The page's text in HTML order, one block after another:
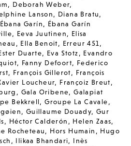
, Deborah Weber,
Lanson, Diana Bratu,
Ébana Garín, Ébana Garín
, Eeva Juutinen, Elisa
, Ella Benoit, Erreur 451,
Duarte, Eva Stotz , Evandro
, Fanny Defoort, Federico
, François Gillerot, François
Loucheur, Françoiz Breut,
, Gala Oribene,Galapiat
Bekkrell,Groupe La Cavale,
, Guillaume Douady,Gur
, Héctor Calderón , Helen Zaas,
Rocheteau, Hors Humain , Hugo
, Ilikaa Bhandari, Inès